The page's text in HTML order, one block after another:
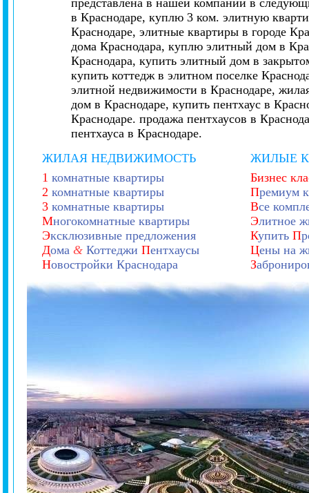
представлена в нашей компании в
в Краснодаре, куплю 3 ком. элитную
Краснодаре, элитные квартиры в городе
дома Краснодара, куплю элитный дом в
Краснодара, купить элитный дом в
купить коттедж в элитном поселке
элитной недвижимости в Краснодаре,
дом в Краснодаре, купить пентхаус в
Краснодаре. продажа пентхаусов в
пентхауса в Краснодаре.
ЖИЛАЯ НЕДВИЖИМОСТЬ
1 комнатные квартиры
2 комнатные квартиры
3 комнатные квартиры
Многокомнатные квартиры
Эксклюзивные предложения
Дома& Коттеджи Пентхаусы
Новостройки Краснодара
ЖИЛЫЕ
Бизнес
Премиум
Все
Элитное
Купить П
Цены на
З